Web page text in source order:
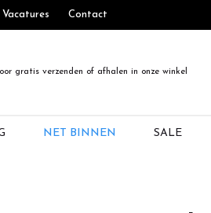
Vacatures Contact
gratis verzenden of afhalen in onze winkel
NET BINNEN SALE